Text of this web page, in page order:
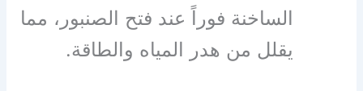
الساخنة فوراً عند فتح الصنبور، مما
يقلل من هدر المياه والطاقة.